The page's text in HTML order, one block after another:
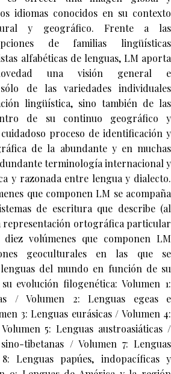
idiomas conocidos en su contexto
y geográfico. Frente a las
de familias lingüísticas
alfabéticas de lenguas, LM aporta
una visión general e
de las variedades individuales
lingüística, sino también de las
de su continuo geográfico y
proceso de identificación y
de la abundante y en muchas
terminología internacional y
y razonada entre lengua y dialecto.
que componen LM se acompaña
de escritura que describe (al
representación ortográfica particular
volúmenes que componen LM
geoculturales en las que se
del mundo en función de su
evolución filogenética: Volumen 1:
/ Volumen 2: Lenguas egeas e
3: Lenguas eurásicas / Volumen 4:
5: Lenguas austroasiáticas /
tibetanas / Volumen 7: Lenguas
Lenguas papúes, indopacíficas y